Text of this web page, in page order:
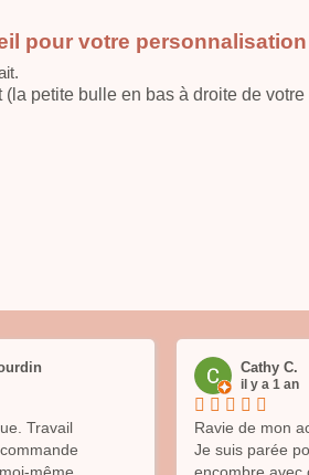
pour votre
petite bulle en bas à droite de
Travail
Cathy C.
il y a 1 an
Ravie de mon
Je suis parée